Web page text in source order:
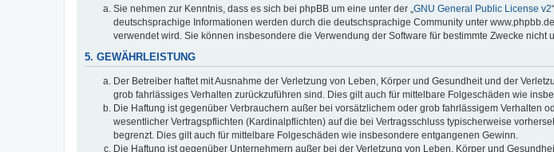
Sie nehmen zur Kenntnis, dass es sich bei phpBB um eine unter der „ GNU General Public License v2
deutschsprachige Informationen werden durch die deutschsprachige Community unter
verwendet wird. Sie können insbesondere die Verwendung der Software für bestimmte Zwecke nicht
5. GEWÄHRLEISTUNG
Der Betreiber haftet mit Ausnahme der Verletzung von Leben, Körper und Gesundheit und der
grob fahrlässiges Verhalten zurückzuführen sind. Dies gilt auch für mittelbare Folgeschäden wie
Die Haftung ist gegenüber Verbrauchern außer bei vorsätzlichem oder grob fahrlässigem Verhalten
wesentlicher Vertragspflichten (Kardinalpflichten) auf die bei Vertragsschluss typischerweise
begrenzt. Dies gilt auch für mittelbare Folgeschäden wie insbesondere entgangenen Gewinn.
Die Haftung ist gegenüber Unternehmern außer bei der Verletzung von Leben, Körper und